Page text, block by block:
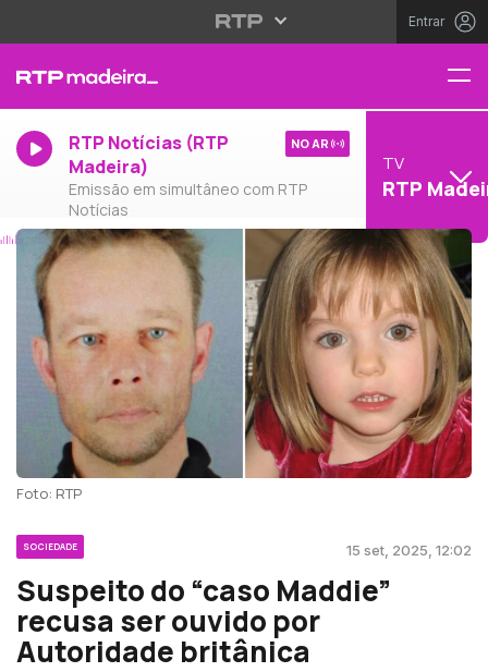
Entrar
RTP Notícias (RTP
Madeira)
Emissão em simultâneo com RTP
Notícias
NO AR
TV
RTP
Foto: RTP
SOCIEDADE 15 set, 2025, 12:02
Suspeito do “caso Maddie”
recusa ser ouvido por
Autoridade britânica